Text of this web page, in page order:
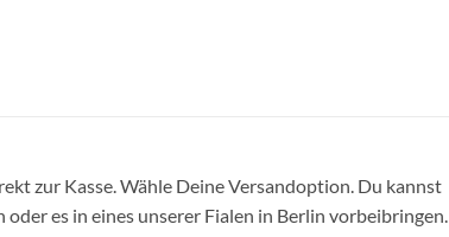
zur Kasse. Wähle Deine Versandoption. Du kannst
es in eines unserer Fialen in Berlin vorbeibringen.